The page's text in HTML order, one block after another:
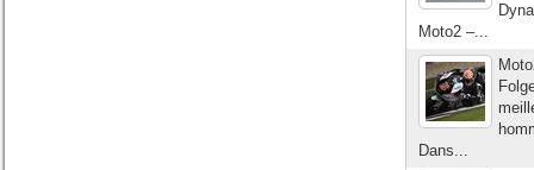
Moto2 –...
Dans...